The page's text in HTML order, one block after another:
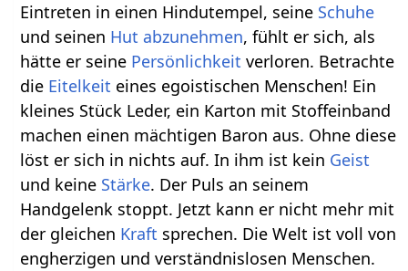
Eintreten in einen Hindutempel, seine Schuhe
und seinen Hut abzunehmen, fühlt er sich, als
hätte er seine Persönlichkeit verloren. Betrachte
die Eitelkeit eines egoistischen Menschen! Ein
kleines Stück Leder, ein Karton mit Stoffeinband
machen einen mächtigen Baron aus. Ohne diese
löst er sich in nichts auf. In ihm ist kein Geist
und keine Stärke. Der Puls an seinem
Handgelenk stoppt. Jetzt kann er nicht mehr mit
der gleichen Kraft sprechen. Die Welt ist voll von
engherzigen und verständnislosen Menschen.